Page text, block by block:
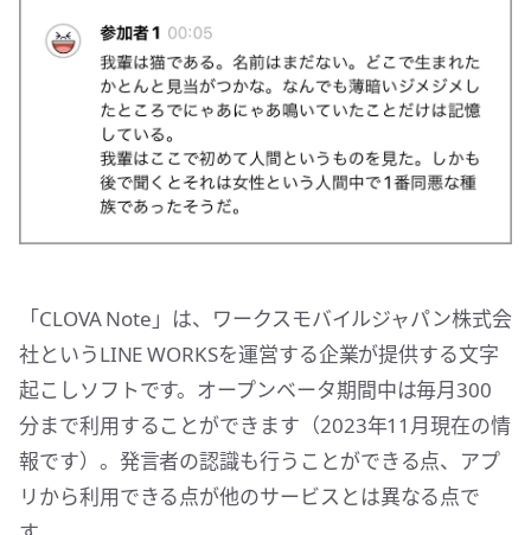
「CLOVA Note」は、ワークスモバイルジャパン株式会
社というLINE WORKSを運営する企業が提供する文字
起こしソフトです。オープンベータ期間中は毎月300
分まで利用することができます（2023年11月現在の情
報です）。発言者の認識も行うことができる点、アプ
リから利用できる点が他のサービスとは異なる点で